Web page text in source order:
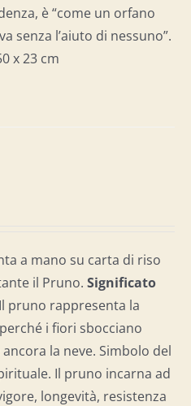
è “come un orfano
senza l’aiuto di nessuno”.
x 23 cm
a mano su carta di riso
il Pruno.Significato
Il pruno rappresenta la
i fiori sbocciano
ancora la neve. Simbolo del
Il pruno incarna ad
longevità, resistenza